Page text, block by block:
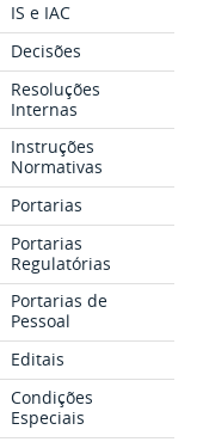
IS e IAC
Decisões
Resoluções
Internas
Instruções
Normativas
Portarias
Portarias
Regulatórias
Portarias de
Pessoal
Editais
Condições
Especiais